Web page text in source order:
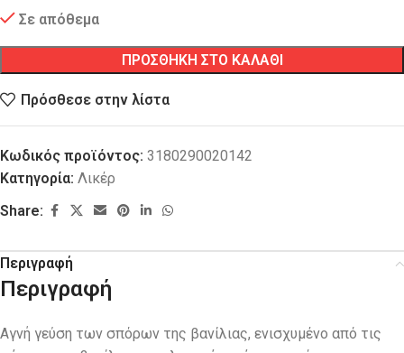
Σε απόθεμα
ΠΡΟΣΘΗΚΗ ΣΤΟ ΚΑΛΑΘΙ
Πρόσθεσε στην λίστα
Κωδικός προϊόντος: 3180290020142
Κατηγορία: Λικέρ
Share:
Περιγραφή
Περιγραφή
Αγνή γεύση των σπόρων της βανίλιας, ενισχυμένο από τις